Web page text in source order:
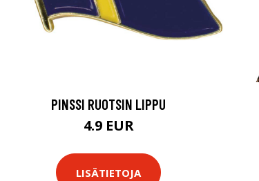
PINSSI RUOTSIN LIPPU
4.9 EUR
LISÄTIETOJA